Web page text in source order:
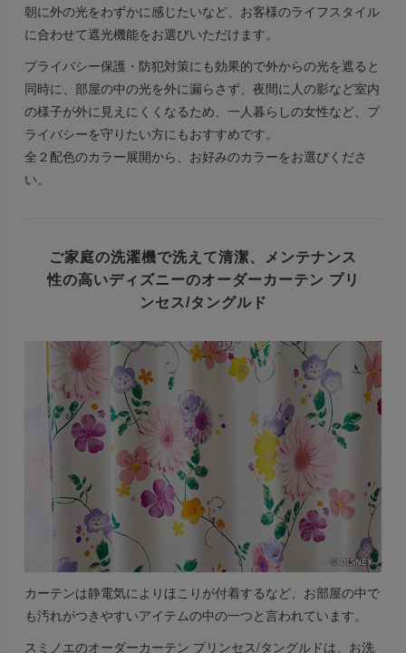
朝に外の光をわずかに感じたいなど、お客様のライフスタイル
に合わせて遮光機能をお選びいただけます。
プライバシー保護・防犯対策にも効果的で外からの光を遮ると
同時に、部屋の中の光を外に漏らさず、夜間に人の影など室内
の様子が外に見えにくくなるため、一人暮らしの女性など、プ
ライバシーを守りたい方にもおすすめです。
全２配色のカラー展開から、お好みのカラーをお選びくださ
い。
ご家庭の洗濯機で洗えて清潔、
メンテナンス
性の高いディズニーのオーダーカーテン プリ
ンセス/タングルド
カーテンは静電気によりほこりが付着するなど、お部屋の中で
も汚れがつきやすいアイテムの中の一つと言われています。
スミノエのオーダーカーテン プリンセス/タングルドは、お洗